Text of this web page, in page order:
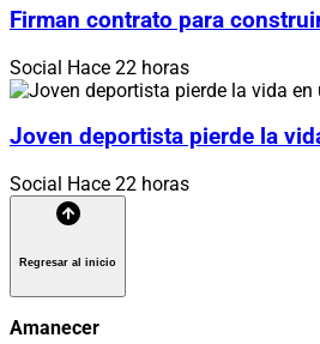
Firman contrato para
Social Hace 22 horas
Joven deportista pierde la
Social Hace 22 horas
Regresar al inicio
Amanecer